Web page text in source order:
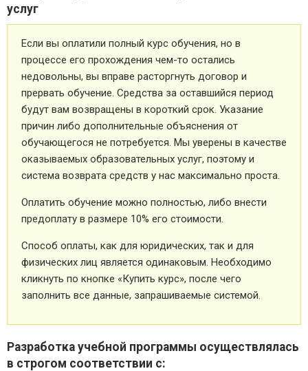
услуг
Если вы оплатили полный курс обучения, но в
процессе его прохождения чем-то остались
недовольны, вы вправе расторгнуть договор и
прервать обучение. Средства за оставшийся период
будут вам возвращены в короткий срок. Указание
причин либо дополнительные объяснения от
обучающегося не потребуется. Мы уверены в качестве
оказываемых образовательных услуг, поэтому и
система возврата средств у нас максимально проста.
Оплатить обучение можно полностью, либо внести
предоплату в размере 10% его стоимости.
Способ оплаты, как для юридических, так и для
физических лиц является одинаковым. Необходимо
кликнуть по кнопке «Купить курс», после чего
заполнить все данные, запрашиваемые системой.
Разработка учебной программы осуществлялась
в строгом соответствии с: